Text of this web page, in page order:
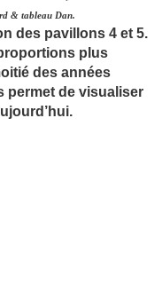
& tableau Dan.
des pavillons 4 et 5.
plus
des années
permet de visualiser